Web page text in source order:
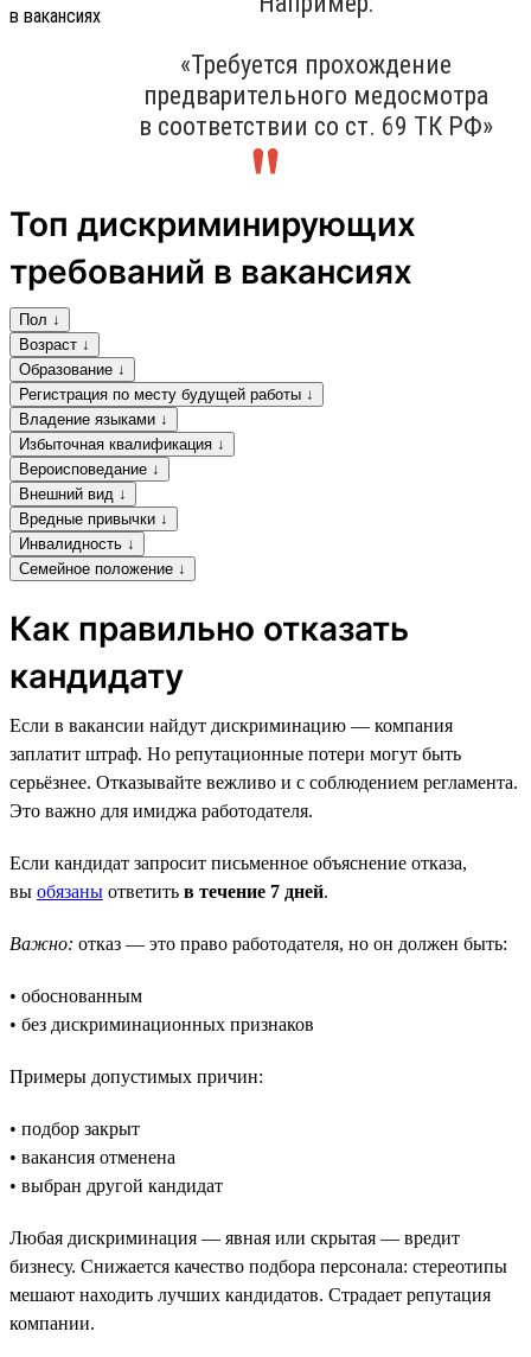
«Требуется прохождение
предварительного медосмотра
в соответствии со ст. 69 ТК РФ»
Топ дискриминирующих
требований в вакансиях
Пол ↓
Возраст ↓
Образование ↓
Регистрация по месту будущей работы ↓
Владение языками ↓
Избыточная квалификация ↓
Вероисповедание ↓
Внешний вид ↓
Вредные привычки ↓
Инвалидность ↓
Семейное положение ↓
Как правильно отказать
кандидату
Если в вакансии найдут дискриминацию — компания
заплатит штраф. Но репутационные потери могут быть
серьёзнее. Отказывайте вежливо и с соблюдением регламента.
Это важно для имиджа работодателя.
Если кандидат запросит письменное объяснение отказа,
вы обязаны ответить в течение 7 дней.
Важно: отказ — это право работодателя, но он должен быть:
• обоснованным
• без дискриминационных признаков
Примеры допустимых причин:
• подбор закрыт
• вакансия отменена
• выбран другой кандидат
Любая дискриминация — явная или скрытая — вредит
бизнесу. Снижается качество подбора персонала: стереотипы
мешают находить лучших кандидатов. Страдает репутация
компании.